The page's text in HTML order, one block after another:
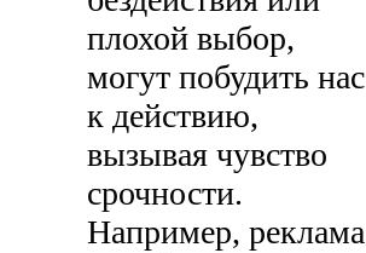
плохой выбор,
могут побудить нас
к действию,
вызывая чувство
срочности.
Например, реклама